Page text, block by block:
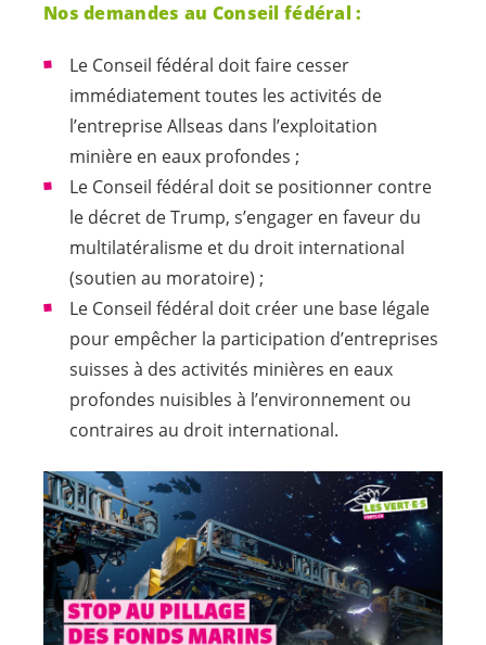
deine Unterstützung!
erreur!
Nous sommes désolés, une erreur s'est
produite lors de l'envoi du formulaire.
Merci de nous contacter par courriel si
cette erreur se reproduit.
informations saisies.
Il semble qu'une erreur s'est produite lors
de la saisie. Merci de vérifier les erreurs
suivantes :
Nos demandes au Conseil fédéral :
Le Conseil fédéral doit faire cesser
immédiatement toutes les activités de
l’entreprise Allseas dans l’exploitation
minière en eaux profondes ;
Le Conseil fédéral doit se positionner contre
le décret de Trump, s’engager en faveur du
multilatéralisme et du droit international
(soutien au moratoire) ;
Le Conseil fédéral doit créer une base légale
pour empêcher la participation d’entreprises
suisses à des activités minières en eaux
profondes nuisibles à l’environnement ou
contraires au droit international.